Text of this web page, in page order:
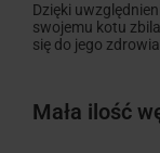
Dzięki
swojemu kotu
się do jego
Mała ilość